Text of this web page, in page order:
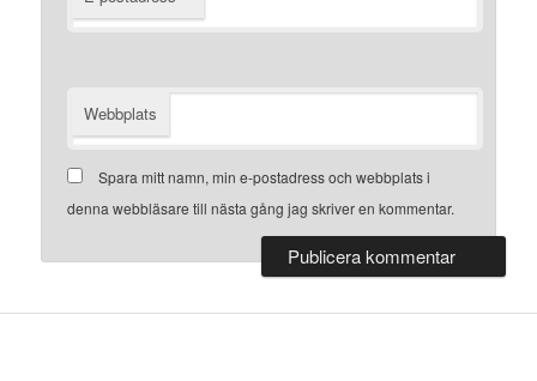
Webbplats
Spara mitt namn, min e-postadress och webbplats i
denna webbläsare till nästa gång jag skriver en kommentar.